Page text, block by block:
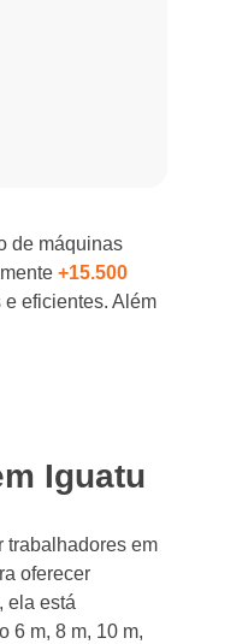
de máquinas
+15.500
eficientes. Além
Iguatu
trabalhadores em
oferecer
ela está
6 m, 8 m, 10 m,